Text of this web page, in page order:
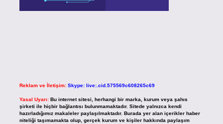
Reklam ve İletişim: Skype: live:.cid.575569c608265c69
Yasal Uyarı: Bu internet sitesi, herhangi bir marka, kurum veya şahıs
şirketi ile hiçbir bağlantısı bulunmamaktadır. Sitede yalnızca kendi
hazırladığımız makaleler paylaşılmaktadır. Burada yer alan içerikler haber
niteliği taşımamakta olup, gerçek kurum ve kişiler hakkında paylaşım